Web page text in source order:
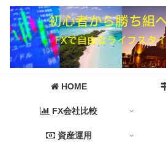
HOME
FX会社比較
資産運用